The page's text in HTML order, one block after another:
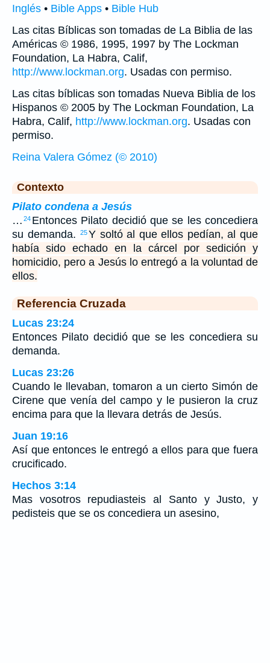
Inglés • Bible Apps • Bible Hub
Las citas Bíblicas son tomadas de La Biblia de las
Américas © 1986, 1995, 1997 by The Lockman
Foundation, La Habra, Calif,
http://www.lockman.org. Usadas con permiso.
Las citas bíblicas son tomadas Nueva Biblia de los
Hispanos © 2005 by The Lockman Foundation, La
Habra, Calif, http://www.lockman.org. Usadas con
permiso.
Reina Valera Gómez (© 2010)
Contexto
Pilato condena a Jesús
… 24 Entonces Pilato decidió que se les concediera
su demanda.
25Y soltó al que ellos pedían, al que
había sido echado en la cárcel por sedición y
homicidio, pero a Jesús lo entregó a la voluntad de
ellos.
Referencia Cruzada
Lucas 23:24
Entonces Pilato decidió que se les concediera su
demanda.
Lucas 23:26
Cuando le llevaban, tomaron a un cierto Simón de
Cirene que venía del campo y le pusieron la cruz
encima para que la llevara detrás de Jesús.
Juan 19:16
Así que entonces le entregó a ellos para que fuera
crucificado.
Hechos 3:14
Mas vosotros repudiasteis al Santo y Justo, y
pedisteis que se os concediera un asesino,